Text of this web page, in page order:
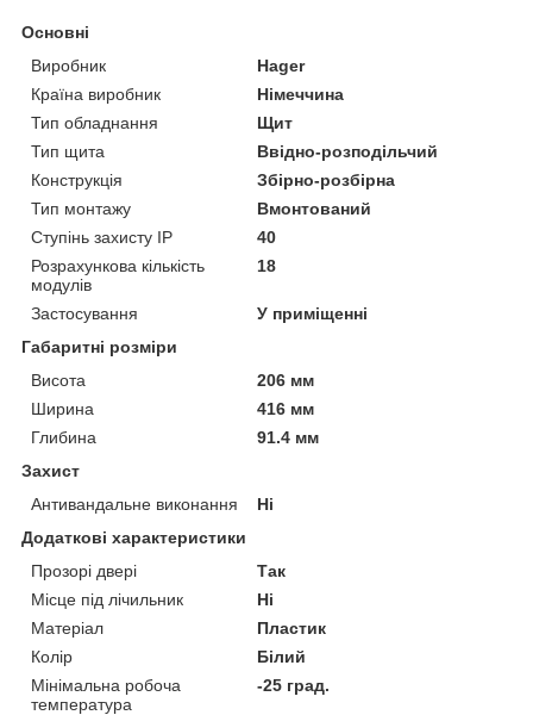
Основні
Виробник
Hager
Країна виробник
Німеччина
Тип обладнання
Щит
Тип щита
Ввідно-розподільчий
Конструкція
Збірно-розбірна
Тип монтажу
Вмонтований
Ступінь захисту IP
40
Розрахункова кількість
модулів
18
Застосування
У приміщенні
Габаритні розміри
Висота
206 мм
Ширина
416 мм
Глибина
91.4 мм
Захист
Антивандальне виконання
Ні
Додаткові характеристики
Прозорі двері
Так
Місце під лічильник
Ні
Матеріал
Пластик
Колір
Білий
Мінімальна робоча
температура
-25 град.